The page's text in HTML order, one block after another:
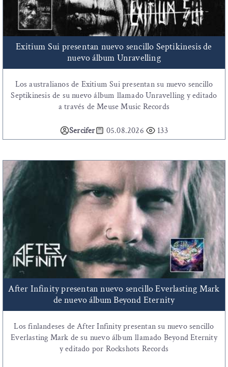
Exitium Sui presentan nuevo sencillo Septikinesis de
nuevo álbum Unravelling
Los australianos de Exitium Sui presentan su nuevo sencillo
Septikinesis de su nuevo álbum llamado Unravelling y editado
a través de Meuse Music Records
Sercifer 05.08.2026 133
After Infinity presentan nuevo sencillo Everlasting Mark
de nuevo álbum Beyond Eternity
Los finlandeses de After Infinity presentan su nuevo sencillo
Everlasting Mark de su nuevo álbum llamado Beyond Eternity
y editado por Rockshots Records